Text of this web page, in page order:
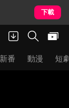
下載
番 動漫 短